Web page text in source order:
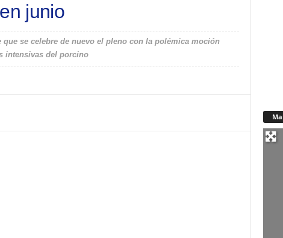
junio
se celebre de nuevo el pleno con la polémica moción
intensivas del porcino